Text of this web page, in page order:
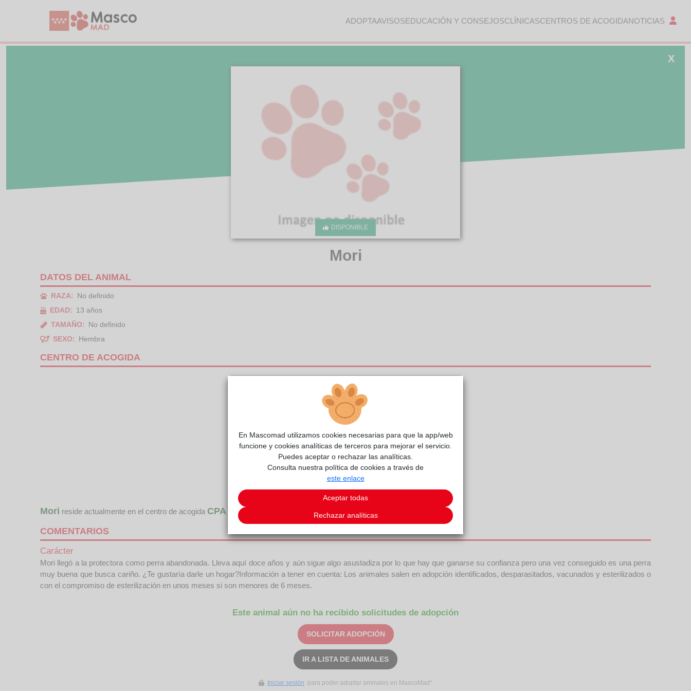
ADOPTAAVISOSEDUCACIÓN Y CONSEJOSCLÍNICASCENTROS DE ACOGIDANOTICIAS
DISPONIBLE
X
Mori
DATOS DEL ANIMAL
RAZA:
No definido
EDAD:
13 años
TAMAÑO:
No definido
SEXO:
Hembra
CENTRO DE ACOGIDA
Mori reside actualmente en el centro de acogida CPA Getafe
COMENTARIOS
Carácter
Mori llegó a la protectora como perra abandonada. Lleva aquí doce años y aún sigue algo asustadiza por lo que hay que ganarse su confianza pero una vez conseguido es una perra
muy buena que busca cariño. ¿Te gustaría darle un hogar?Información a tener en cuenta: Los animales salen en adopción identificados, desparasitados, vacunados y esterilizados o
con el compromiso de esterilización en unos meses si son menores de 6 meses.
Este animal aún no ha recibido solicitudes de adopción
SOLICITAR ADOPCIÓN
IR A LISTA DE ANIMALES
Iniciar sesión para poder adoptar animales en MascoMad*
En Mascomad utilizamos cookies necesarias para que la app/web
funcione y cookies analíticas de terceros para mejorar el servicio.
Puedes aceptar o rechazar las analíticas.
Consulta nuestra política de cookies a través de
este enlace
Aceptar todas
Rechazar analíticas